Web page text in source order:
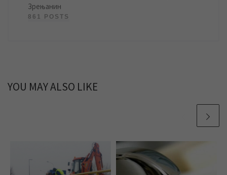
Зрењанин
861 POSTS
YOU MAY ALSO LIKE